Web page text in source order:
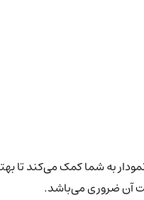
به شما کمک می‌کند تا
آن ضروری می‌باشد.